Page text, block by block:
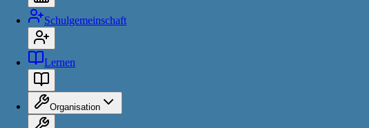
Schulgemeinschaft
Lernen
Organisation